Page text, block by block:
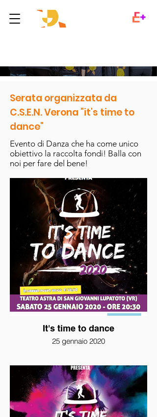
Serata organizzata da
C.S.E.N. Verona "it's time to
dance"
Evento di Danza che ha come unico
obiettivo la raccolta fondi! Balla con
noi per fare del bene!
It's time to dance
25 gennaio 2020